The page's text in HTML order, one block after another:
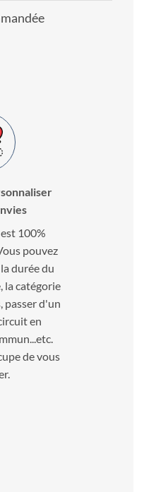
100%
pouvez
durée du
la catégorie
passer d'un
en
de vous